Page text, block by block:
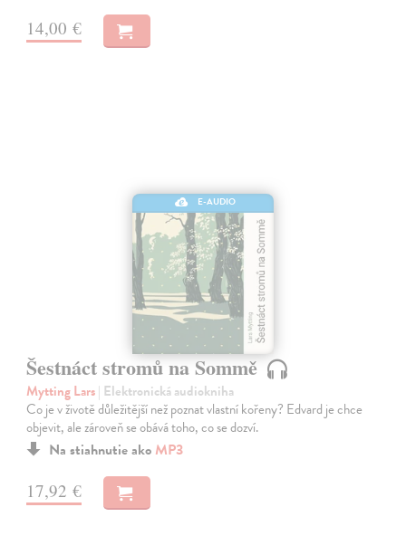
14,00 €
E-AUDIO
Šestnáct stromů na Sommě
Mytting Lars| Elektronická audiokniha
Co je v životě důležitější než poznat vlastní kořeny? Edvard je chce
objevit, ale zároveň se obává toho, co se dozví.
Na stiahnutie ako MP3
17,92 €